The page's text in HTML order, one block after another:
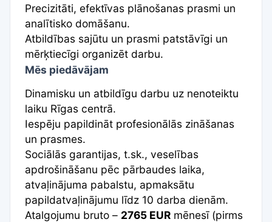
Precizitāti, efektīvas plānošanas prasmi un
analītisko domāšanu.
Atbildības sajūtu un prasmi patstāvīgi un
mērķtiecīgi organizēt darbu.
Mēs piedāvājam
Dinamisku un atbildīgu darbu uz nenoteiktu
laiku Rīgas centrā.
Iespēju papildināt profesionālās zināšanas
un prasmes.
Sociālās garantijas, t.sk., veselības
apdrošināšanu pēc pārbaudes laika,
atvaļinājuma pabalstu, apmaksātu
papildatvaļinājumu līdz 10 darba dienām.
Atalgojumu bruto – 2765 EUR mēnesī (pirms